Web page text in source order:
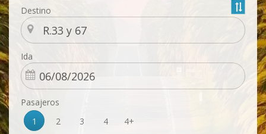
Destino
Ida
Pasajeros
1
2 3 4 4+